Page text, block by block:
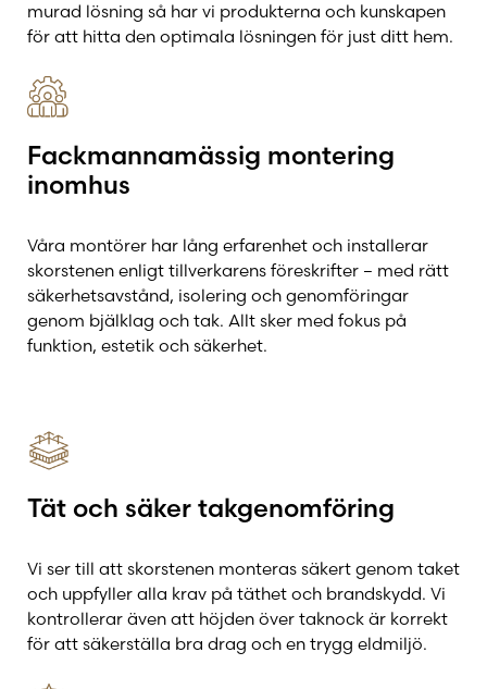
murad lösning så har vi produkterna och kunskapen
för att hitta den optimala lösningen för just ditt hem.
Fackmannamässig montering
inomhus
Våra montörer har lång erfarenhet och installerar
skorstenen enligt tillverkarens föreskrifter – med rätt
säkerhetsavstånd, isolering och genomföringar
genom bjälklag och tak. Allt sker med fokus på
funktion, estetik och säkerhet.
Tät och säker takgenomföring
Vi ser till att skorstenen monteras säkert genom taket
och uppfyller alla krav på täthet och brandskydd. Vi
kontrollerar även att höjden över taknock är korrekt
för att säkerställa bra drag och en trygg eldmiljö.